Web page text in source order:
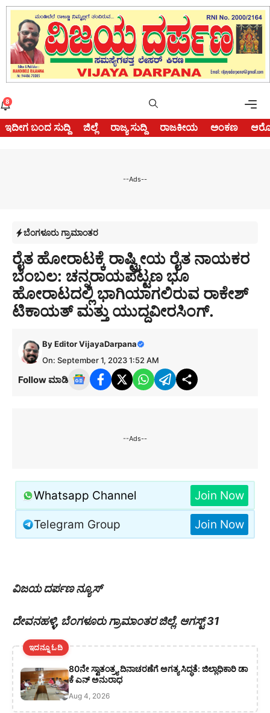
Skip
content
8
ಇದೀಗ ಬಂದ ಸುದ್ದಿ ಜಿಲ್ಲೆ ರಾಜ್ಯ ಸುದ್ದಿ ರಾಜಕೀಯ ಅಂಕಣ
--Ads--
ಬೆಂಗಳೂರು ಗ್ರಾಮಾಂತರ
ರೈತ ಹೋರಾಟಕ್ಕೆ ರಾಷ್ಟ್ರೀಯ ರೈತ ನಾಯಕರ
ಬೆಂಬಲ: ಚನ್ನರಾಯಪಟ್ಟಣ ಭೂ
ಹೋರಾಟದಲ್ಲಿ ಭಾಗಿಯಾಗಲಿರುವ ರಾಕೇಶ್
ಟಿಕಾಯತ್ ಮತ್ತು ಯುದ್ದವೀರಸಿಂಗ್.
ByEditor VijayaDarpana
On: September 1, 2023 1:52 AM
Follow ಮಾಡಿ
--Ads--
Whatsapp Channel Join Now
Telegram Group Join Now
ವಿಜಯ ದರ್ಪಣ ನ್ಯೂಸ್
ದೇವನಹಳ್ಳಿ, ಬೆಂಗಳೂರು ಗ್ರಾಮಾಂತರ ಜಿಲ್ಲೆ. ಆಗಸ್ಟ್ 31
ಇದನ್ನೂ ಓದಿ
80ನೇ ಸ್ವಾತಂತ್ರ್ಯ ದಿನಾಚರಣೆಗೆ ಅಗತ್ಯ ಸಿದ್ಧತೆ: ಜಿಲ್ಲಾಧಿಕಾರಿ ಡಾ
ಕೆ ಎನ್ ಅನುರಾಧ
Aug 4, 2026